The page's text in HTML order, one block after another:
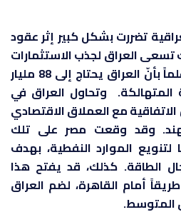
تضررت بشكل كبير إثر عقود
تسعى العراق لجذب الاستثمارات
إلى قطاع إعادة الإعمار. علماً بأنّ العراق يحتاج إلى 88 مليار
المتهالكة. وتحاول العراق في
مع العملاق الاقتصادي
وقد وقعت مصر على تلك
الموارد النفطية، بهدف
الطاقة. كذلك، قد يفتح هذا
أمام القاهرة، لضم العراق
المتوسط.